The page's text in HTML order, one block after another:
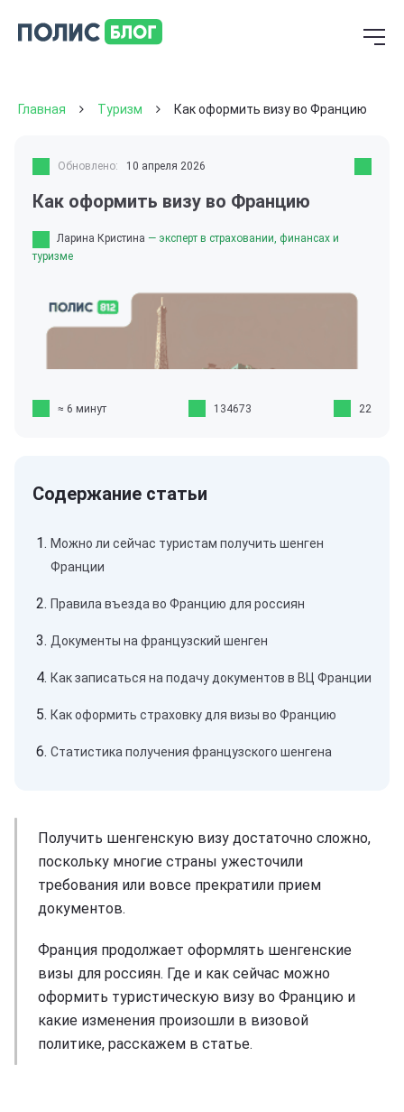
Главная Туризм Как оформить визу во Францию
Обновлено: 10 апреля 2026
Как оформить визу во Францию
Ларина Кристина — эксперт в страховании, финансах и
туризме
≈ 6 минут 134673 22
Можно ли сейчас туристам получить шенген
Франции
Правила въезда во Францию для россиян
Документы на французский шенген
Как записаться на подачу документов в ВЦ Франции
Как оформить страховку для визы во Францию
Статистика получения французского шенгена
Получить шенгенскую визу достаточно сложно,
поскольку многие страны ужесточили
требования или вовсе прекратили прием
документов.
Франция продолжает оформлять шенгенские
визы для россиян. Где и как сейчас можно
оформить туристическую визу во Францию и
какие изменения произошли в визовой
политике, расскажем в статье.